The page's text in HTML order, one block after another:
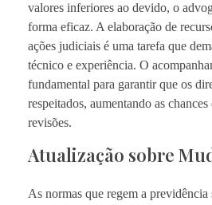
valores inferiores ao devido, o
forma eficaz. A elaboração de
ações judiciais é uma tarefa que
técnico e experiência. O
fundamental para garantir que os
respeitados, aumentando as chances
revisões.
Atualização sobre
As normas que regem a previdência